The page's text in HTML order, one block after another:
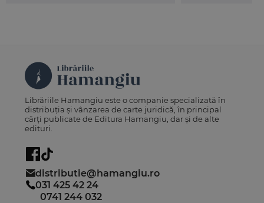
Librăriile Hamangiu este o companie specializată în
distribuția și vânzarea de carte juridică, în principal
cărți publicate de Editura Hamangiu, dar și de alte
edituri.
distributie@hamangiu.ro
031 425 42 24
0741 244 032